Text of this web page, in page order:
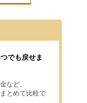
でも戻せま
など、
とめて比較で